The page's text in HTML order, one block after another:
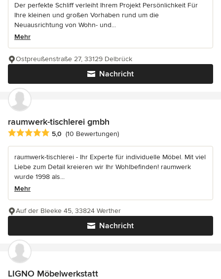
Der perfekte Schliff verleiht Ihrem Projekt Persönlichkeit Für
Ihre kleinen und großen Vorhaben rund um die
Neuausrichtung von Wohn- und...
Mehr
Nachricht
Ostpreußenstraße 27, 33129 Delbrück
raumwerk-tischlerei gmbh
Durchschnittliche Bewertung: 5 von 5 Sternen
5,0 (10 Bewertungen)
raumwerk-tischlerei - Ihr Experte für individuelle Möbel. Mit viel
Liebe zum Detail kreieren wir Ihr Wohlbefinden! raumwerk
wurde 1998 als...
Mehr
Nachricht
Auf der Bleeke 45, 33824 Werther
LIGNO Möbelwerkstatt